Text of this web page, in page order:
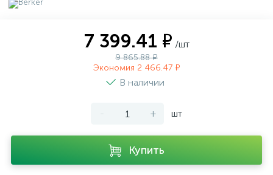
7 399.41 ₽ /шт
9 865.88 ₽
Экономия 2 466.47 ₽
В наличии
- + шт
Купить